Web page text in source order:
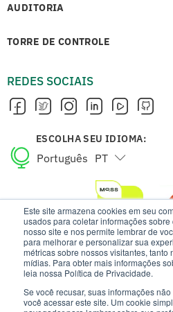
Este site armazena cookies em seu
usados para coletar informações
nosso site e nos permite lembrar de
para melhorar e personalizar sua
métricas sobre nossos visitantes, tanto
mídias. Para obter mais informações
leia nossa Política de Privacidade.
Se você recusar, suas informações
você acessar este site. Um cookie
AUDITORIA
TORRE DE CONTROLE
REDES SOCIAIS
ESCOLHA SEU IDIOMA:
Português PT
English EN